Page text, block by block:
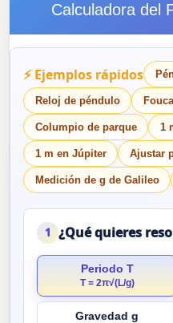
Calculadora del
⚡ Ejemplos rápidos
Reloj de péndulo
Columpio de parque 1
1 m en Júpiter Ajustar
Medición de g de Galileo
1 ¿Qué quieres
Periodo T
T = 2π√(L/g)
Gravedad g